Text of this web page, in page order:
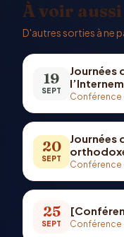
À voir
D'autres sorties à ne
19
SEPT
Journées
Conférence
20
SEPT
Journées
Conférence
25
SEPT Conférence